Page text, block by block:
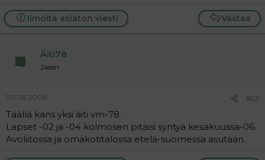
Vastaa
Ilmoita asiaton viesti
Äiti78
Jäsen
30.05.2006 #22
Täällä kans yksi äiti vm-78.
Lapset -02 ja -04 kolmosen pitäisi syntyä kesäkuussa-06.
Avoliitossa ja omakotitalossa etelä-suomessa asutaan.